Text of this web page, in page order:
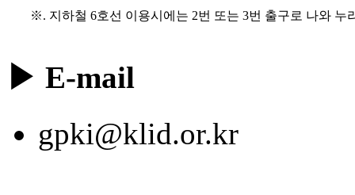
※. 지하철 6호선 이용시에는 2번 또는 3번 출구로 나와
▶ E-mail
gpki@klid.or.kr